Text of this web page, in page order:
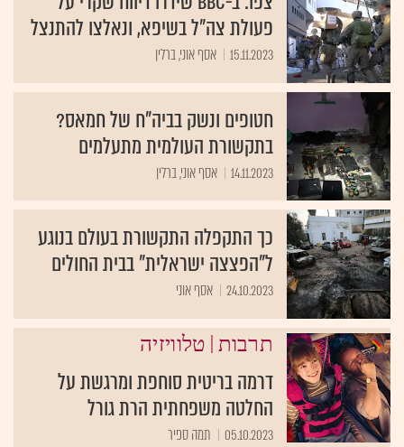
פעולת צה"ל בשיפא, ונאלצו להתנצל
15.11.2023 אסף אוני, ברלין
חטופים ונשק בביה"ח של חמאס?
בתקשורת העולמית מתעלמים
14.11.2023 אסף אוני, ברלין
כך התקפלה התקשורת בעולם בנוגע
ל"הפצצה ישראלית" בבית החולים
24.10.2023 אסף אוני
תרבות | טלוויזיה
דרמה בריטית סוחפת ומרגשת על
החלטה משפחתית הרת גורל
05.10.2023 תמה ספיר